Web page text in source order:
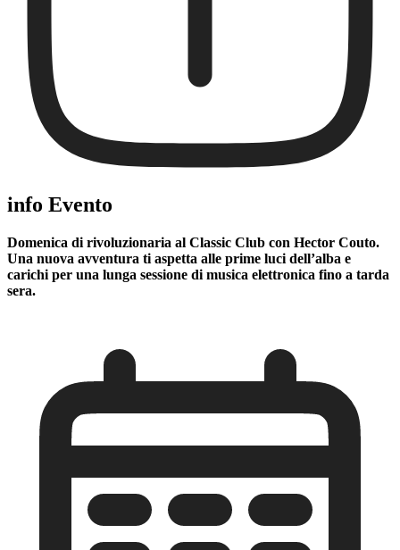
info Evento
Domenica di rivoluzionaria al Classic Club con Hector Couto.
Una nuova avventura ti aspetta alle prime luci dell’alba e
carichi per una lunga sessione di musica elettronica fino a tarda
sera.